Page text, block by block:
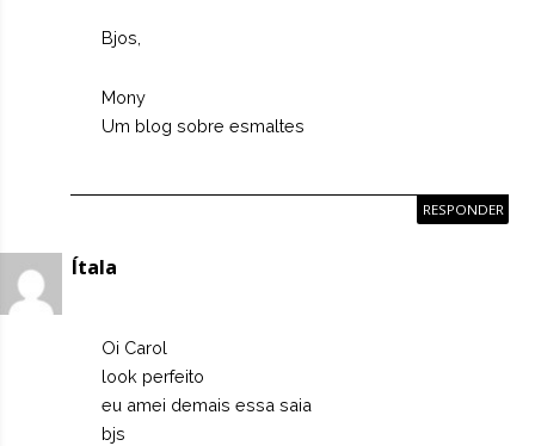
Bjos,
Mony
Um blog sobre esmaltes
RESPONDER
Ítala
Oi Carol
look perfeito
eu amei demais essa saia
bjs